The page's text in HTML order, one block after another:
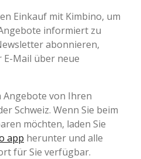
Einkauf mit Kimbino, um
informiert zu
abonnieren,
E-Mail über neue
Angebote von Ihren
Schweiz. Wenn Sie beim
möchten, laden Sie
app herunter und alle
für Sie verfügbar.